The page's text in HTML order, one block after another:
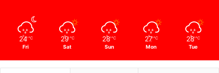
24 ℃
Fri
29 ℃
Sat
28 ℃
Sun
27 ℃
Mon
28 ℃
Tue